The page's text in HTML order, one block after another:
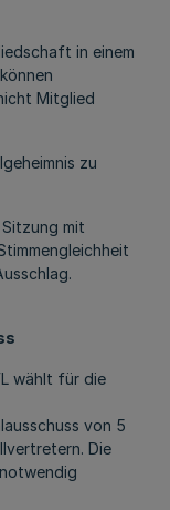
in einem
Mitglied
zu
mit
wählt für die
von 5
Die